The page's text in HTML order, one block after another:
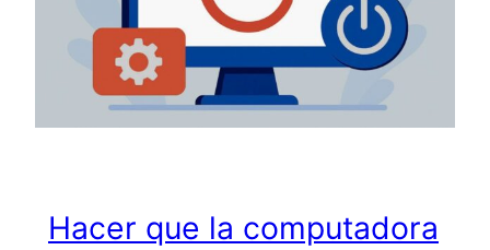
Hacer que la computadora